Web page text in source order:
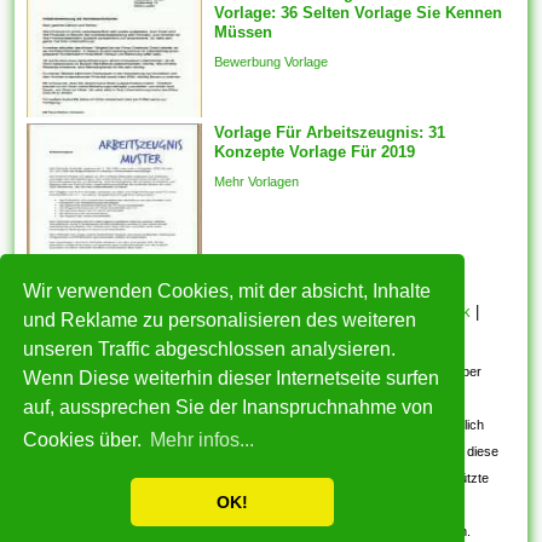
Wir verwenden Cookies, mit der absicht, Inhalte
und Reklame zu personalisieren des weiteren
unseren Traffic abgeschlossen analysieren.
Wenn Diese weiterhin dieser Internetseite surfen
auf, aussprechen Sie der Inanspruchnahme von
Cookies über. Mehr infos...
OK!
schick darüber hinaus attraktiv
zu...
Vorlage: 36 Selten Vorlage Sie Kennen
Müssen
Bewerbung Vorlage
Vorlage Für Arbeitszeugnis: 31
Konzepte Vorlage Für 2019
Mehr Vorlagen
HOME Datenschutzerklärung |Cookie Politik
Copyright
Nutzungsbedingungen
Alle eingereichten Inhalte bleiben dem ursprünglichen Copyright-Inhaber
urheberrechtlich geschützt. Bitte beachten Sie: Bilder sind für den
persönlichen, nicht-kommerziellen Gebrauch. Wenn Sie urheberrechtlich
geschützte Bilder gefunden haben, wenden Sie sich an uns. Wir werden diese
umgehend entfernen. Wir beabsichtigen nicht, urheberrechtlich geschützte
Bilder anzuzeigen.
Kostenlos Vorlagen und Muster 2017-2026. Alle Rechte vorbehalten.